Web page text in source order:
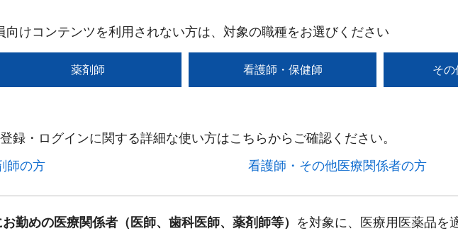
向けコンテンツを利用されない方は、対象の職種をお選びください
薬剤師 看護師・保健師 その
録・ログインに関する詳細な使い方はこちらからご確認ください。​
師の方​
看護師・その他医療関係者の方​
勤めの医療関係者（医師、歯科医師、薬剤師等） を対象に、医療用医薬品を